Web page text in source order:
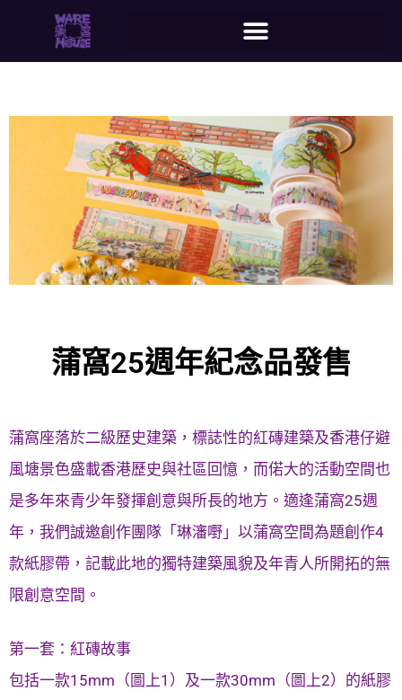
蒲窩25週年紀念品發售
蒲窩座落於二級歷史建築，標誌性的紅磚建築及香港仔避
風塘景色盛載香港歷史與社區回憶，而偌大的活動空間也
是多年來青少年發揮創意與所長的地方。適逢蒲窩25週
年，我們誠邀創作團隊「琳瀋嘢」以蒲窩空間為題創作4
款紙膠帶，記載此地的獨特建築風貌及年青人所開拓的無
限創意空間。
第一套：紅磚故事
包括一款15mm（圖上1）及一款30mm（圖上2）的紙膠